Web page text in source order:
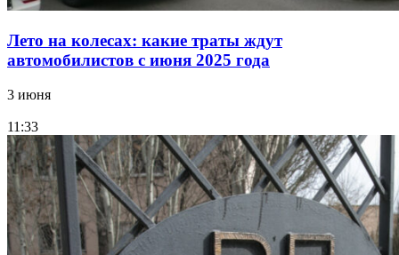
Лето на колесах: какие траты ждут
автомобилистов с июня 2025 года
3 июня
11:33